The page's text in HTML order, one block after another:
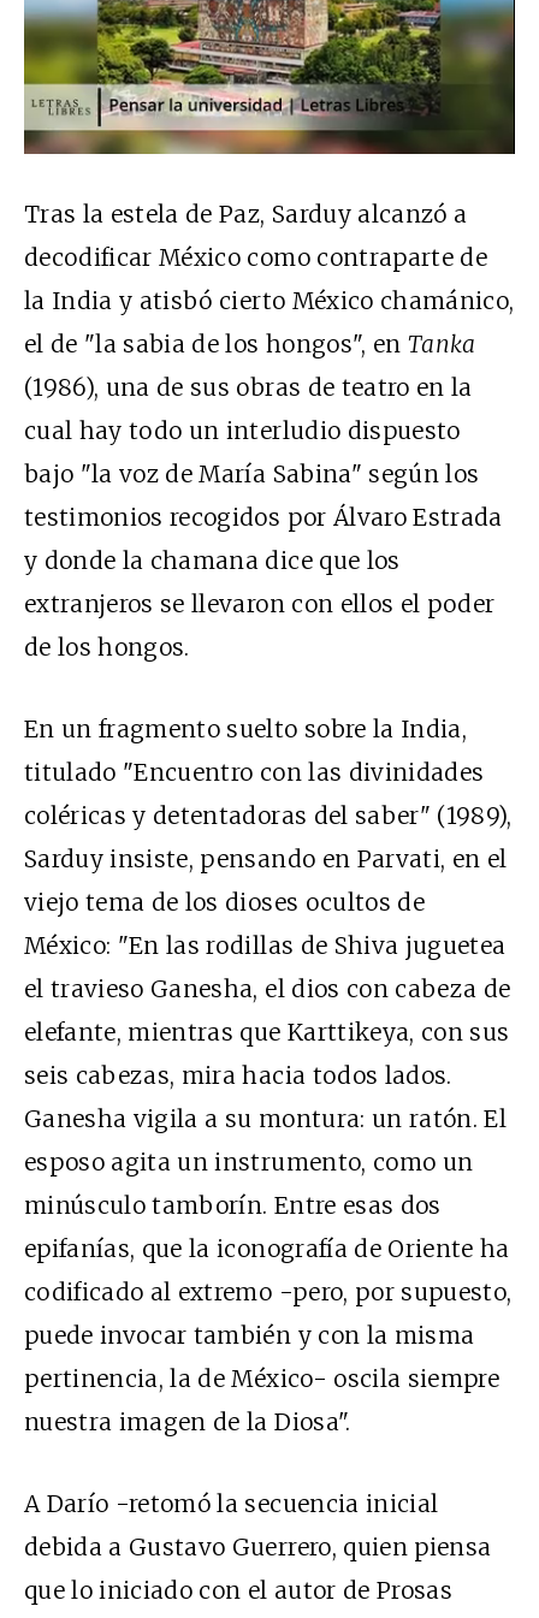
Tras la estela de Paz, Sarduy alcanzó a
decodificar México como contraparte de
la India y atisbó cierto México chamánico,
el de "la sabia de los hongos", en Tanka
(1986), una de sus obras de teatro en la
cual hay todo un interludio dispuesto
bajo "la voz de María Sabina" según los
testimonios recogidos por Álvaro Estrada
y donde la chamana dice que los
extranjeros se llevaron con ellos el poder
de los hongos.
En un fragmento suelto sobre la India,
titulado "Encuentro con las divinidades
coléricas y detentadoras del saber" (1989),
Sarduy insiste, pensando en Parvati, en el
viejo tema de los dioses ocultos de
México: "En las rodillas de Shiva juguetea
el travieso Ganesha, el dios con cabeza de
elefante, mientras que Karttikeya, con sus
seis cabezas, mira hacia todos lados.
Ganesha vigila a su montura: un ratón. El
esposo agita un instrumento, como un
minúsculo tamborín. Entre esas dos
epifanías, que la iconografía de Oriente ha
codificado al extremo -pero, por supuesto,
puede invocar también y con la misma
pertinencia, la de México- oscila siempre
nuestra imagen de la Diosa".
A Darío -retomó la secuencia inicial
debida a Gustavo Guerrero, quien piensa
que lo iniciado con el autor de Prosas